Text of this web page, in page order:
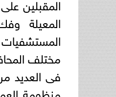
المعيلة
مختلف
فى العديد
منظومة